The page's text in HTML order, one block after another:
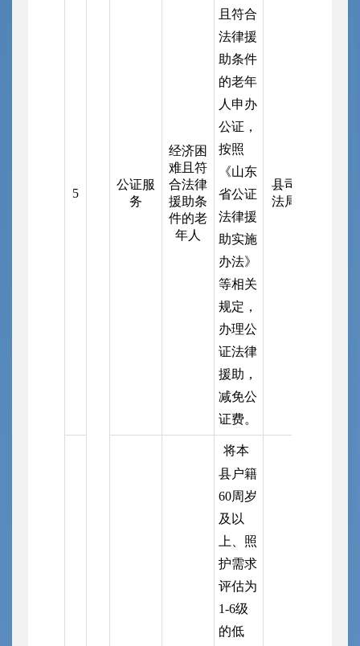
5
公证服
务
经济困
难且符
合法律
援助条
件的老
年人
且符合
法律援
助条件
的老年
人申办
公证，
按照
《山东
省公证
法律援
助实施
办法》
等相关
规定，
办理公
证法律
援助，
减免公
证费。
县司
法局
将本
县户籍
60周岁
及以
上、照
护需求
评估为
1-6级
的低